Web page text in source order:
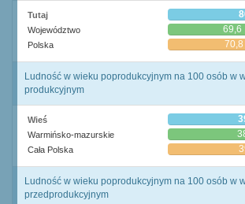
Tutaj
Województwo 69,6
Polska 70,8
Ludność w wieku poprodukcyjnym na 100 osób w
produkcyjnym
Wieś
Warmińsko-mazurskie
Cała Polska
Ludność w wieku poprodukcyjnym na 100 osób w
przedprodukcyjnym